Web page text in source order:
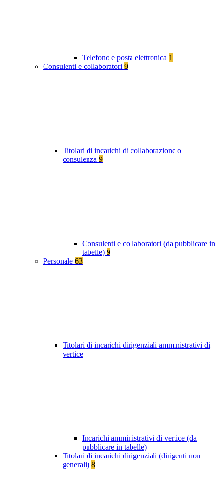
Telefono e posta elettronica 1
Consulenti e collaboratori 9
Titolari di incarichi di collaborazione o
consulenza 9
Consulenti e collaboratori (da pubblicare in
tabelle) 9
Personale 63
Titolari di incarichi dirigenziali amministrativi di
vertice
Incarichi amministrativi di vertice (da
pubblicare in tabelle)
Titolari di incarichi dirigenziali (dirigenti non
generali) 8